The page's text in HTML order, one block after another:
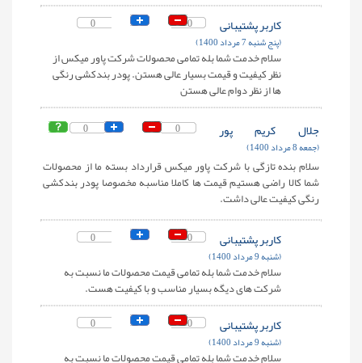
0 0 کاربر پشتیبانی
(پنج شنبه 7 مرداد 1400)
سلام خدمت شما بله تمامی محصولات شرکت پاور میکس از
نظر کیفیت و قیمت بسیار عالی هستن. پودر بندکشی رنگی
ها از نظر دوام عالی هستن
0 0 جلال کریم پور
(جمعه 8 مرداد 1400)
سلام بنده تازگی با شرکت پاور میکس قرارداد بسته ما از محصولات
شما کالا راضی هستیم قیمت ها کاملا مناسبه مخصوصا پودر بندکشی
رنگی کیفیت عالی داشت.
0 0 کاربر پشتیبانی
(شنبه 9 مرداد 1400)
سلام خدمت شما بله تمامی قیمت محصولات ما نسبت به
شرکت های دیگه بسیار مناسب و با کیفیت هست.
0 0 کاربر پشتیبانی
(شنبه 9 مرداد 1400)
سلام خدمت شما بله تمامی قیمت محصولات ما نسبت به